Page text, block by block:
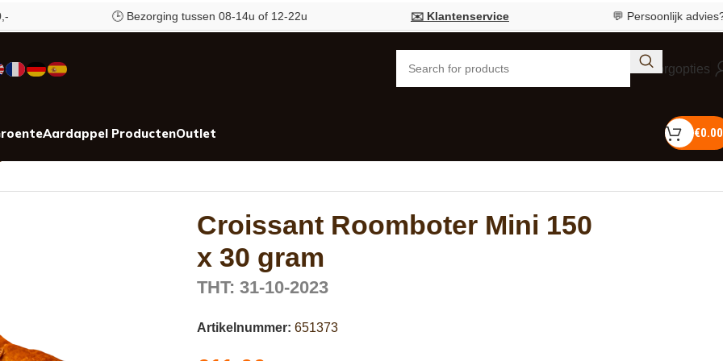
🕒 Bezorging tussen 08-14u of 12-22u ✉️ Klantenservice 💬 Persoonlijk advies?Bel
Bezorgopties
Aardappel ProductenOutlet €0.00
Croissant Roomboter Mini 150
x 30 gram
THT: 31-10-2023
Artikelnummer: 651373